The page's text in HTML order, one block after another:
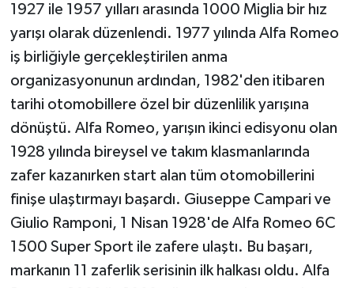
1927 ile 1957 yılları arasında 1000 Miglia bir hız
yarışı olarak düzenlendi. 1977 yılında Alfa Romeo
iş birliğiyle gerçekleştirilen anma
organizasyonunun ardından, 1982'den itibaren
tarihi otomobillere özel bir düzenlilik yarışına
dönüştü. Alfa Romeo, yarışın ikinci edisyonu olan
1928 yılında bireysel ve takım klasmanlarında
zafer kazanırken start alan tüm otomobillerini
finişe ulaştırmayı başardı. Giuseppe Campari ve
Giulio Ramponi, 1 Nisan 1928'de Alfa Romeo 6C
1500 Super Sport ile zafere ulaştı. Bu başarı,
markanın 11 zaferlik serisinin ilk halkası oldu. Alfa